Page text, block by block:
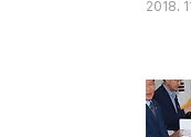
기를 실
이 날
2018.